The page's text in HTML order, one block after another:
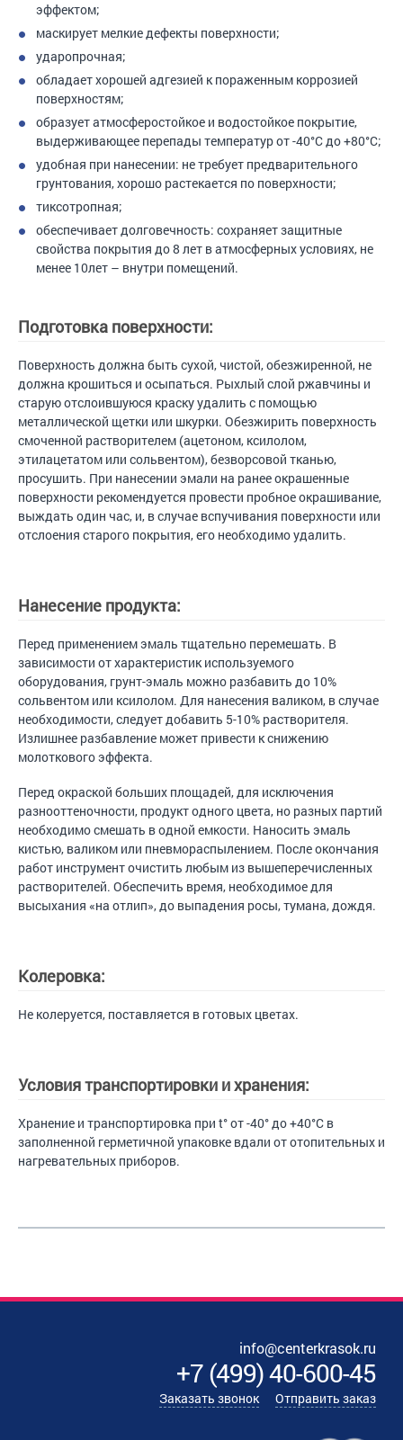
эффектом;
маскирует мелкие дефекты поверхности;
ударопрочная;
обладает хорошей адгезией к пораженным коррозией
поверхностям;
образует атмосферостойкое и водостойкое покрытие,
выдерживающее перепады температур от -40°С до +80°С;
удобная при нанесении: не требует предварительного
грунтования, хорошо растекается по поверхности;
тиксотропная;
обеспечивает долговечность: сохраняет защитные
свойства покрытия до 8 лет в атмосферных условиях, не
менее 10лет – внутри помещений.
Подготовка поверхности:
Поверхность должна быть сухой, чистой, обезжиренной, не
должна крошиться и осыпаться. Рыхлый слой ржавчины и
старую отслоившуюся краску удалить с помощью
металлической щетки или шкурки. Обезжирить поверхность
смоченной растворителем (ацетоном, ксилолом,
этилацетатом или сольвентом), безворсовой тканью,
просушить. При нанесении эмали на ранее окрашенные
поверхности рекомендуется провести пробное окрашивание,
выждать один час, и, в случае вспучивания поверхности или
отслоения старого покрытия, его необходимо удалить.
Нанесение продукта:
Перед применением эмаль тщательно перемешать. В
зависимости от характеристик используемого
оборудования, грунт-эмаль можно разбавить до 10%
сольвентом или ксилолом. Для нанесения валиком, в случае
необходимости, следует добавить 5-10% растворителя.
Излишнее разбавление может привести к снижению
молоткового эффекта.
Перед окраской больших площадей, для исключения
разнооттеночности, продукт одного цвета, но разных партий
необходимо смешать в одной емкости. Наносить эмаль
кистью, валиком или пневмораспылением. После окончания
работ инструмент очистить любым из вышеперечисленных
растворителей. Обеспечить время, необходимое для
высыхания «на отлип», до выпадения росы, тумана, дождя.
Колеровка:
Не колеруется, поставляется в готовых цветах.
Условия транспортировки и хранения:
Хранение и транспортировка при t° от -40° до +40°С в
заполненной герметичной упаковке вдали от отопительных и
нагревательных приборов.
info@centerkrasok.ru
+7(499)40-600-45
Заказать звонок Отправить заказ